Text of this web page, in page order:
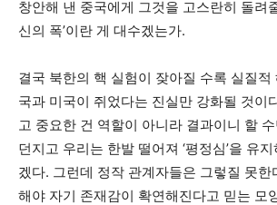
창안해 낸 중국에게 그것을 고스란히 돌려
신의 폭’이란 게 대수겠는가.
결국 북한의 핵 실험이 잦아질 수록 실질적
국과 미국이 쥐었다는 진실만 강화될 것이
고 중요한 건 역할이 아니라 결과이니 할
던지고 우리는 한발 떨어져 ‘평정심’을 유
겠다. 그런데 정작 관계자들은 그렇질 못한
해야 자기 존재감이 확연해진다고 믿는 모